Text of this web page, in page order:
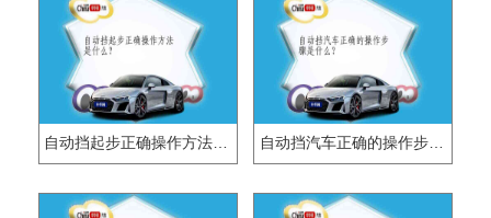
自动挡汽车正确的操作步骤是什么？